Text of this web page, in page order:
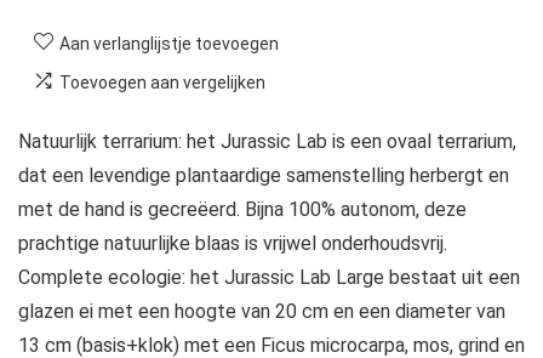
Aan verlanglijstje toevoegen
Toevoegen aan vergelijken
Natuurlijk terrarium: het Jurassic Lab is een ovaal terrarium,
dat een levendige plantaardige samenstelling herbergt en
met de hand is gecreëerd. Bijna 100% autonom, deze
prachtige natuurlijke blaas is vrijwel onderhoudsvrij.
Complete ecologie: het Jurassic Lab Large bestaat uit een
glazen ei met een hoogte van 20 cm en een diameter van
13 cm (basis+klok) met een Ficus microcarpa, mos, grind en